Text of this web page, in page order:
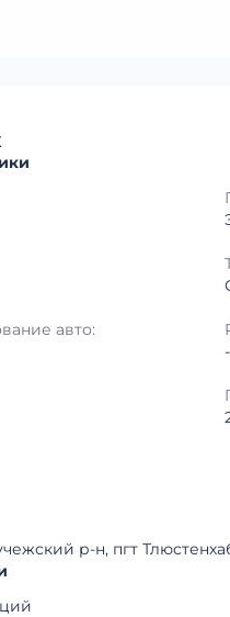
авто:
-
р-н, пгт